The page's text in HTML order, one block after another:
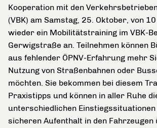
Kooperation mit den
(VBK) am Samstag, 25. Oktober, von
wieder ein Mobilitätstraining im VBK-
Gerwigstraße an. Teilnehmen können
aus fehlender ÖPNV-Erfahrung mehr
Nutzung von Straßenbahnen oder
möchten. Sie bekommen bei diesem
Praxistipps und können in aller Ruhe
unterschiedlichen Einstiegssituationen
sicheren Aufenthalt in den Fahrzeugen